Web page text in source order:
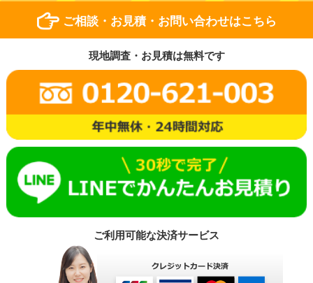
ご相談・お見積・お問い合わせはこちら
現地調査・お見積は無料です
ご利用可能な決済サービス